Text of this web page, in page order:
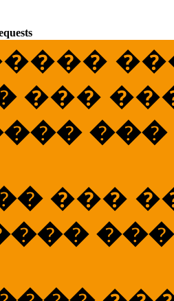
���
���
���